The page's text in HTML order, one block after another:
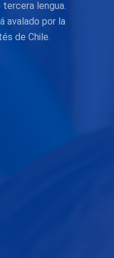
lengua.
avalado por la
de Chile.